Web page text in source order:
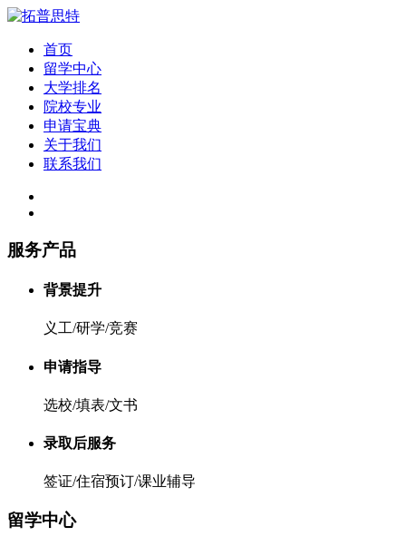
首页
留学中心
大学排名
院校专业
申请宝典
关于我们
联系我们
服务产品
背景提升
义工/研学/竞赛
申请指导
选校/填表/文书
录取后服务
签证/住宿预订/课业辅导
留学中心